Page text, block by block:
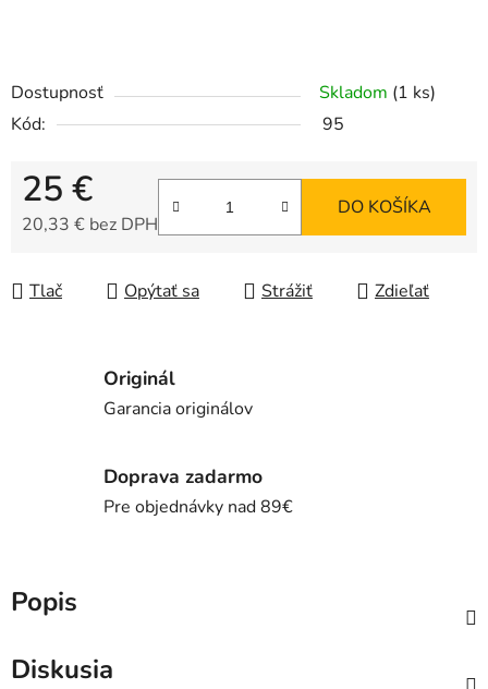
Dostupnosť Skladom (1 ks)
Kód:
95
25 €
20,33 € bez DPH
DO KOŠÍKA
Tlač Opýtať sa Strážiť Zdieľať
Originál
Garancia originálov
Doprava zadarmo
Pre objednávky nad 89€
Popis
Diskusia